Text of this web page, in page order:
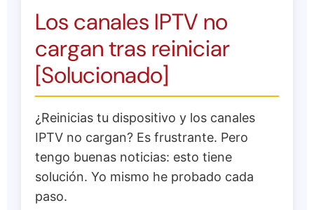
Los canales IPTV no
cargan tras reiniciar
[Solucionado]
¿Reinicias tu dispositivo y los canales
IPTV no cargan? Es frustrante. Pero
tengo buenas noticias: esto tiene
solución. Yo mismo he probado cada
paso.